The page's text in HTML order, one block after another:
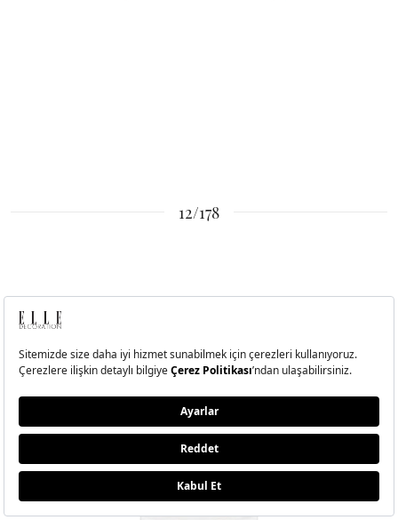
12/178